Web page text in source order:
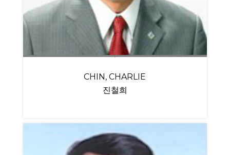
CHIN, CHARLIE
진철희